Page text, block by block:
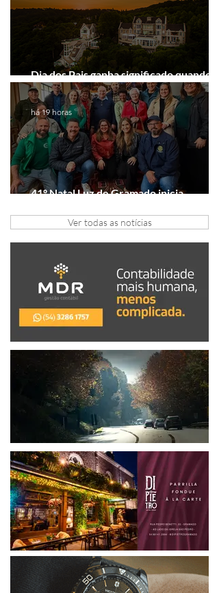
Dia dos Pais ganha significado quando o
presente é viver experiências juntos
41º Natal Luz de Gramado inicia
há 19 horas
Ver todas as notícias